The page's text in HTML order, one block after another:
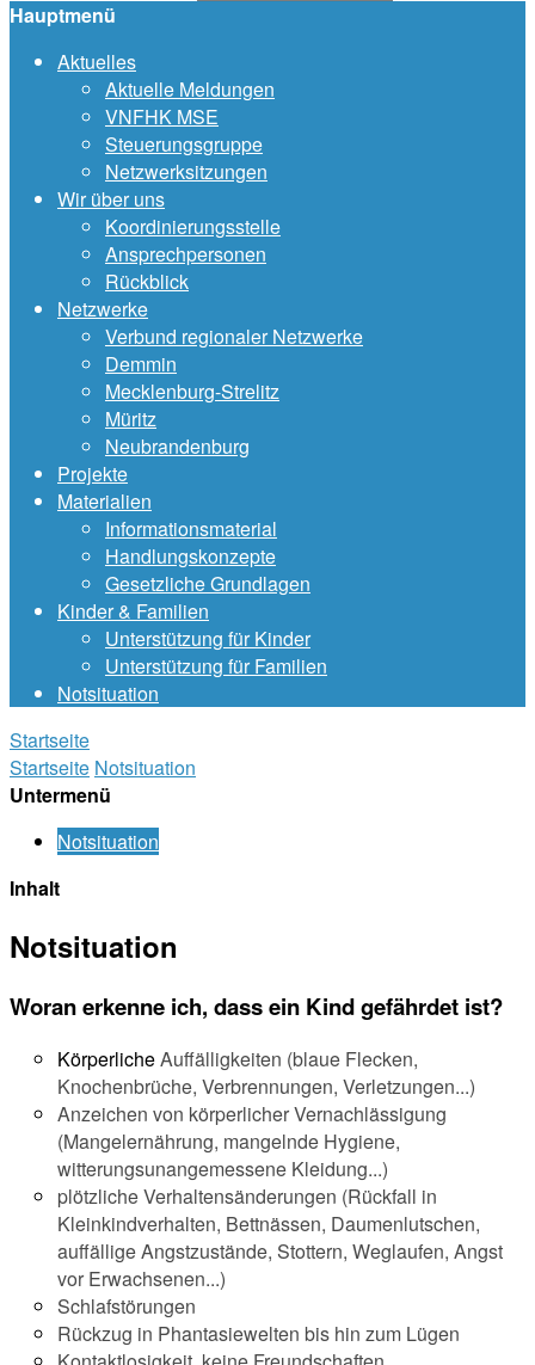
Hauptmenü
Aktuelles
Aktuelle Meldungen
VNFHK MSE
Steuerungsgruppe
Netzwerksitzungen
Wir über uns
Koordinierungsstelle
Ansprechpersonen
Rückblick
Netzwerke
Verbund regionaler Netzwerke
Demmin
Mecklenburg-Strelitz
Müritz
Neubrandenburg
Projekte
Materialien
Informationsmaterial
Handlungskonzepte
Gesetzliche Grundlagen
Kinder & Familien
Unterstützung für Kinder
Unterstützung für Familien
Notsituation
Startseite
Startseite Notsituation
Untermenü
Notsituation
Inhalt
Notsituation
Woran erkenne ich, dass ein Kind gefährdet ist?
KörperlicheAuffälligkeiten (blaue Flecken,
Knochenbrüche, Verbrennungen, Verletzungen...)
Anzeichen von körperlicher Vernachlässigung
(Mangelernährung, mangelnde Hygiene,
witterungsunangemessene Kleidung...)
plötzliche Verhaltensänderungen (Rückfall in
Kleinkindverhalten, Bettnässen, Daumenlutschen,
auffällige Angstzustände, Stottern, Weglaufen, Angst
vor Erwachsenen...)
Schlafstörungen
Rückzug in Phantasiewelten bis hin zum Lügen